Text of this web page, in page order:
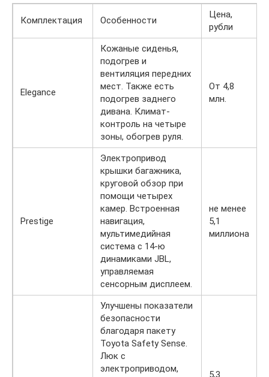
Комплектация Особенности
Цена,
рубли
Elegance
Кожаные сиденья,
подогрев и
вентиляция передних
мест. Также есть
подогрев заднего
дивана. Климат-
контроль на четыре
зоны, обогрев руля.
От 4,8
млн.
Prestige
Электропривод
крышки багажника,
круговой обзор при
помощи четырех
камер. Встроенная
навигация,
мультимедийная
система с 14-ю
динамиками JBL,
управляемая
сенсорным дисплеем.
не менее
5,1
миллиона
Улучшены показатели
безопасности
благодаря пакету
Toyota Safety Sense.
Люк с
электроприводом,
5,3